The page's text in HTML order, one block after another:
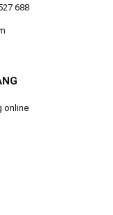
688
online